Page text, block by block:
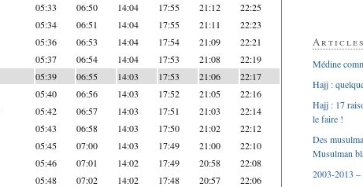
05:33 06:50 14:04 17:55 21:12 22:25
05:34 06:51 14:04 17:55 21:11 22:23
05:36 06:53 14:04 17:54 21:09 22:21
05:37 06:54 14:04 17:53 21:08 22:19
05:39 06:55 14:03 17:53 21:06 22:17
05:40 06:56 14:03 17:52 21:05 22:16
05:42 06:57 14:03 17:51 21:03 22:14
05:43 06:58 14:03 17:50 21:02 22:12
05:45 07:00 14:03 17:49 21:00 22:10
05:46 07:01 14:02 17:49 20:58 22:08
05:48 07:02 14:02 17:48 20:57 22:06
Médine
Hajj :
Hajj : 17
le faire !
Des
Musulman
2003-2013 –